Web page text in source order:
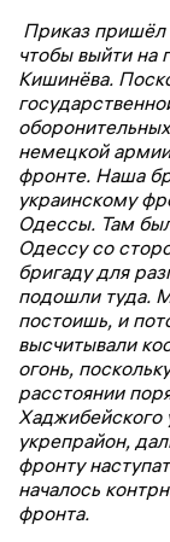
Приказ пришёл
чтобы выйти на
Кишинёва.
немецкой
фронте. Наша
украинскому
Одессы. Там
Одессу со
бригаду для
подошли туда.
постоишь, и
высчитывали
огонь,
расстоянии
Хаджибейского
укрепрайон,
фронту
началось
фронта.